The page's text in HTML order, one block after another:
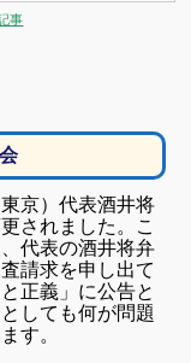
事
有
京）代表酒井将
されました。こ
代表の酒井将弁
請求を申し出て
正義」に公告と
しても何が問題
す。